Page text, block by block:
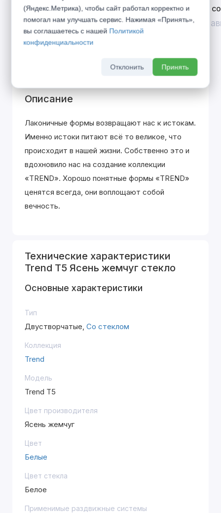
Открой двери выгоде. Дополнительная
скидка 10% на межкомнатные двери при
покупке входной двери
До 31 августа 2026 г
Divilux
До 31
Описание
Лаконичные формы возвращают нас к истокам.
Именно истоки питают всё то великое, что
происходит в нашей жизни. Собственно это и
вдохновило нас на создание коллекции
«TREND». Хорошо понятные формы «TREND»
ценятся всегда, они воплощают собой
вечность.
Технические характеристики
Trend T5 Ясень жемчуг стекло
Основные характеристики
Тип
Двустворчатые, Со стеклом
Коллекция
Trend
Модель
Trend T5
Цвет производителя
Ясень жемчуг
Цвет
Белые
Цвет стекла
Белое
Применимые раздвижные системы
(Яндекс.Метрика), чтобы сайт работал корректно и
помогал нам улучшать сервис. Нажимая «Принять»,
вы соглашаетесь с нашей Политикой
конфиденциальности
Отклонить Принять